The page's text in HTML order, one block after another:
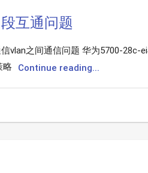
互通问题
vlan之间通信问题 华为5700-
略
Continue reading...